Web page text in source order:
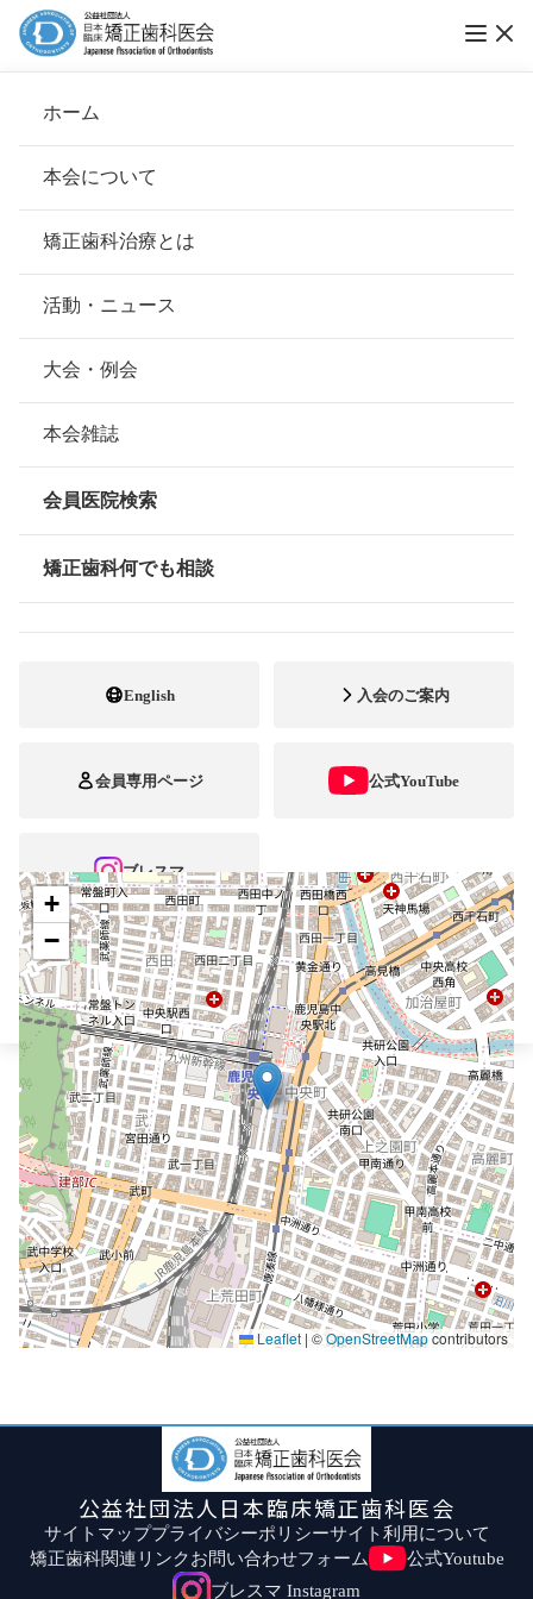
ホーム
本会について
会長挨拶
基本理念
組織について
本会の歴史
情報公開
矯正歯科治療とは
安心して治療を受けていただくための「6つの指針」
安心できる矯正歯科治療契約のための「7つの提言」
矯正歯科治療について
活動・ニュース
大会・例会
本会雑誌
会員医院検索
矯正歯科何でも相談
English 入会のご案内
会員専用ページ 公式YouTube
ブレスマ
ホーム 会員医院検索
田中矯正歯科
所在地
鹿児島県鹿児島市中央町21-14
電話番号 099-257-9052
FAX番号 099-256-6750
ホームページ
http://www.hayanokai.com
矯正診断料算定施設
+
−
Leaflet | ©OpenStreetMapcontributors
公益社団法人日本臨床矯正歯科医会
サイトマッププライバシーポリシーサイト利用について
矯正歯科関連リンクお問い合わせフォーム
公式Youtube
ブレスマ Instagram